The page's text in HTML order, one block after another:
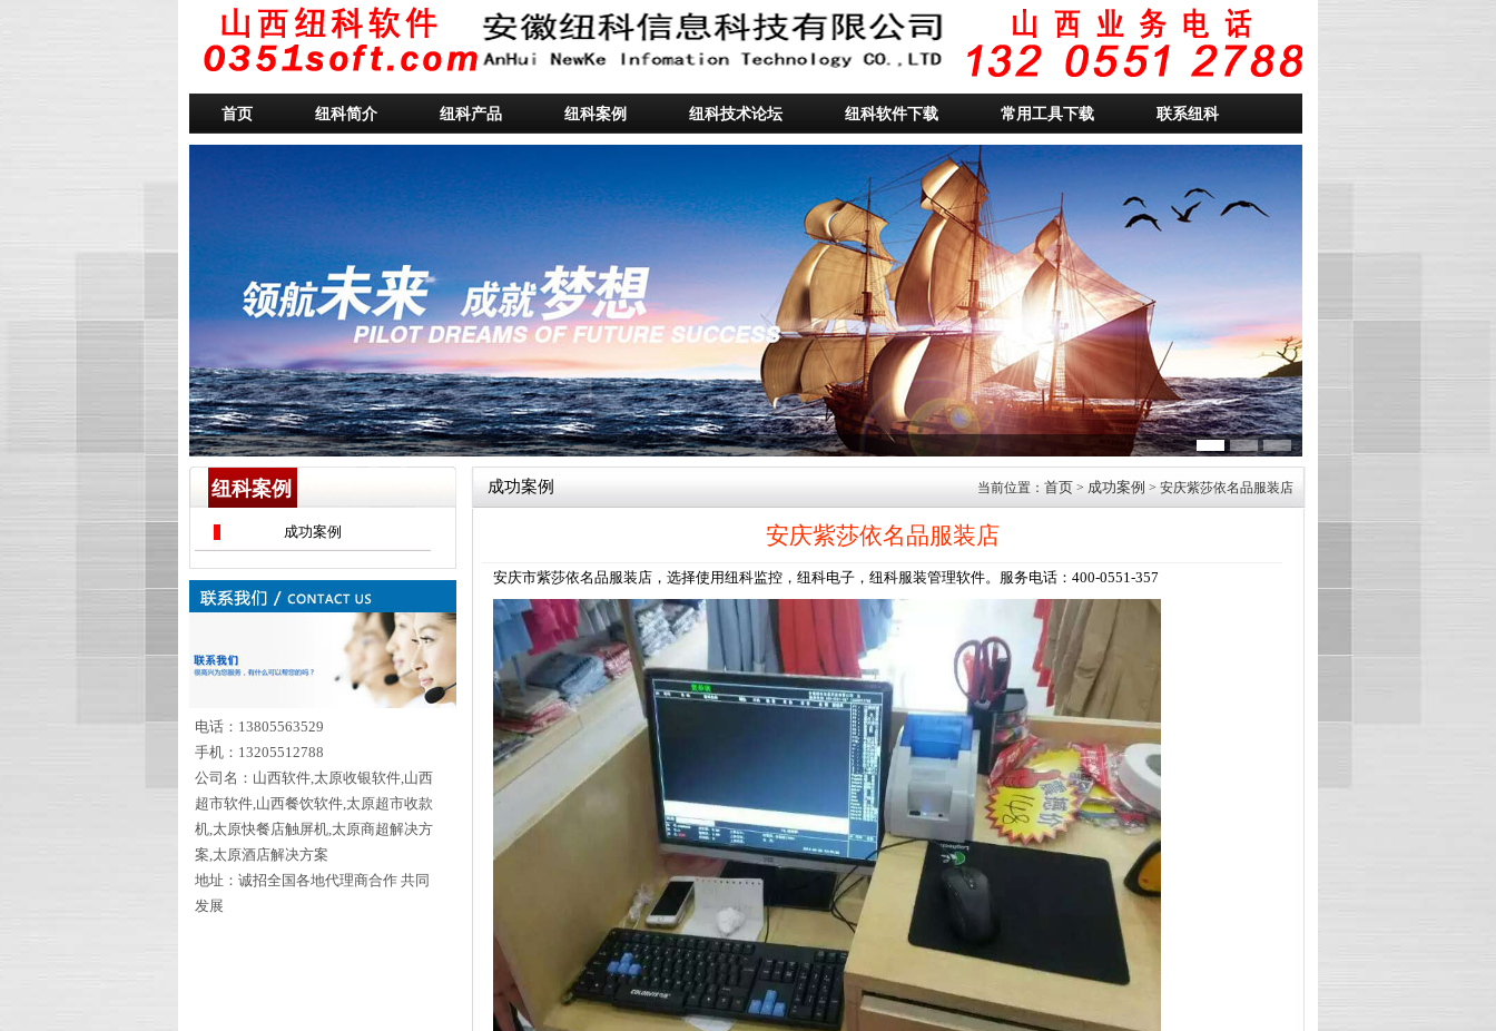
首页 纽科简介 纽科产品 纽科案例 纽科技术论坛 纽科软件下载 常用工具下载 联系纽科
纽科案例
成功案例
电话：13805563529
手机：13205512788
公司名：山西软件,太原收银软件,山西
超市软件,山西餐饮软件,太原超市收款
机,太原快餐店触屏机,太原商超解决方
案,太原酒店解决方案
地址：诚招全国各地代理商合作 共同
发展
当前位置： 首页 > 成功案例 > 安庆紫莎依名品服装店
成功案例
安庆紫莎依名品服装店
安庆市紫莎依名品服装店，选择使用纽科监控，纽科电子，纽科服装管理软件。服务电话：400-0551-357